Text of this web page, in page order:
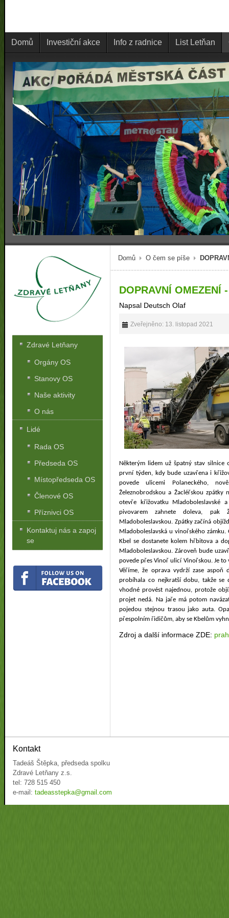
Domů Investiční akce Info z radnice List Letňan
Domů O čem se píše
DOPRAVNÍ OMEZENÍ
Napsal Deutsch Olaf
Zveřejněno: 13. listopad 2021
Některým lidem už špatný stav silnice
první týden, kdy bude uzavřena i
povede ulicemi Polaneckého,
Železnobrodskou a Žacléřskou
otevře křižovatku Mladoboleslavské
pivovarem zahnete doleva, pak
Mladoboleslavskou. Zpátky začíná
Mladoboleslavská u vinořského
Kbel se dostanete kolem hřbitova a
Mladoboleslavskou. Zároveň bude
povede přes Vinoř ulicí Vinořskou. Je
Věříme, že oprava vydrží zase
probíhala co nejkratší dobu, takže
vhodné provést najednou, protože
projet nedá. Na jaře má potom
pojedou stejnou trasou jako auta.
přespolním řidičům, aby se Kbelům
Zdroj a další informace ZDE:
Zdravé Letňany
Orgány OS
Stanovy OS
Naše aktivity
O nás
Lidé
Rada OS
Předseda OS
Místopředseda OS
Členové OS
Příznivci OS
Kontaktuj nás a zapoj
se
Kontakt
Tadeáš Štěpka, předseda spolku
Zdravé Letňany z.s.
tel: 728 515 450
e-mail: tadeasstepka@gmail.com